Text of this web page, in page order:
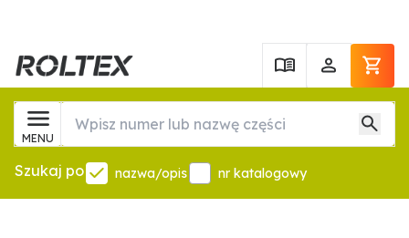
MENU
Szukaj po nazwa/opis nr katalogowy